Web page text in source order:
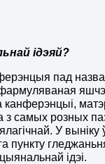
ідэяй?
пад
канферэнцыі,
самых розных
У
ідэі.